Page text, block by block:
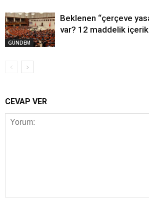
GÜNDEM
Beklenen “çerçeve
var? 12 maddelik
CEVAP VER